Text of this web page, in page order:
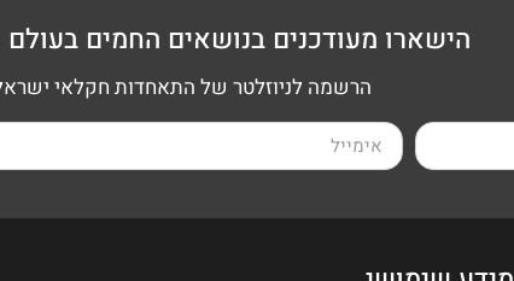
הישארו מעודכנים בנושאים החמים
הרשמה לניוזלטר של התאחדות חקלאי